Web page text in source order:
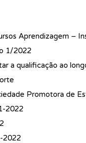
Aprendizagem –
1/2022
a qualificação ao
Promotora de
2022
2022